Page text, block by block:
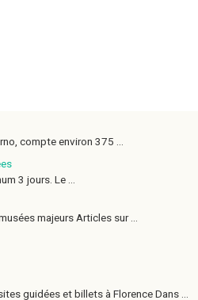
compte environ 375 ...
3 jours. Le ...
majeurs Articles sur ...
guidées et billets à Florence Dans ...